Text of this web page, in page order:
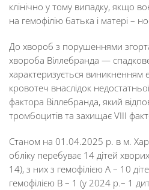
клінічно у тому випадку, якщо
на гемофілію батька і матері –
До хвороб з порушеннями
хвороба Віллебранда —
характеризується виникненням
кровотеч внаслідок недостатньої
фактора Віллебранда, який
тромбоцитів та захищає VIII
Станом на 01.04.2025 р. в м.
обліку перебуває 14 дітей
14), з них з гемофілією А – 10
гемофілією В – 1 (у 2024 р.– 1